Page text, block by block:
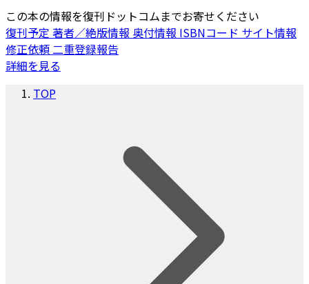
この本の情報を復刊ドットコムまでお寄せください
復刊予定 著者／絶版情報 奥付情報 ISBNコード サイト情報
修正依頼二重登録報告
詳細を見る
TOP